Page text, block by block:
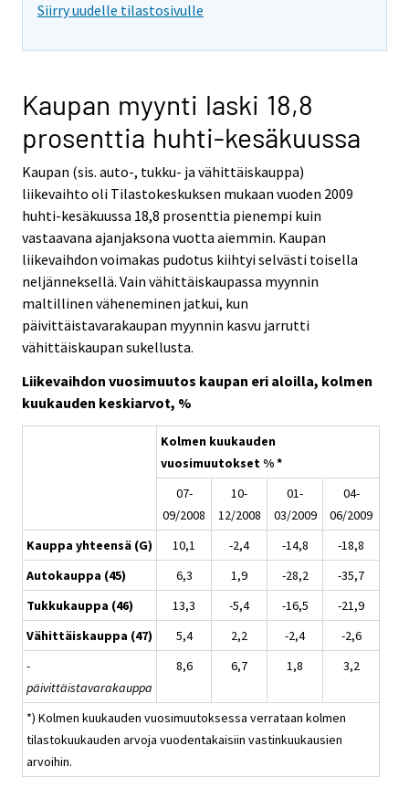
Siirry uudelle tilastosivulle
Kaupan myynti laski 18,8
prosenttia huhti-kesäkuussa
Kaupan (sis. auto-, tukku- ja vähittäiskauppa)
liikevaihto oli Tilastokeskuksen mukaan vuoden 2009
huhti-kesäkuussa 18,8 prosenttia pienempi kuin
vastaavana ajanjaksona vuotta aiemmin. Kaupan
liikevaihdon voimakas pudotus kiihtyi selvästi toisella
neljänneksellä. Vain vähittäiskaupassa myynnin
maltillinen väheneminen jatkui, kun
päivittäistavarakaupan myynnin kasvu jarrutti
vähittäiskaupan sukellusta.
Liikevaihdon vuosimuutos kaupan eri aloilla, kolmen
kuukauden keskiarvot, %
Kolmen kuukauden
vuosimuutokset % *
07-
09/2008
10-
12/2008
01-
03/2009
04-
06/2009
Kauppa yhteensä (G)
10,1 -2,4 -14,8
-18,8
Autokauppa (45)
6,3 1,9 -28,2
-35,7
Tukkukauppa (46)
13,3 -5,4 -16,5
-21,9
Vähittäiskauppa (47)
5,4 2,2 -2,4
-2,6
-
päivittäistavarakauppa
8,6 6,7 1,8 3,2
*) Kolmen kuukauden vuosimuutoksessa verrataan kolmen
tilastokuukauden arvoja vuodentakaisiin vastinkuukausien
arvoihin.